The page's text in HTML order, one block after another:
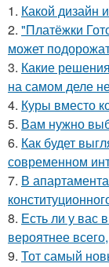
1. Какой дизайн
2. "Платёжки
может
3. Какие
на самом деле
4. Куры вместо
5. Вам нужно
6. Как будет
современном
7. В
8. Есть ли у вас
вероятнее
9. Тот самый